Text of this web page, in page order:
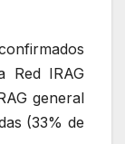
Red IRAG
general
(33% de